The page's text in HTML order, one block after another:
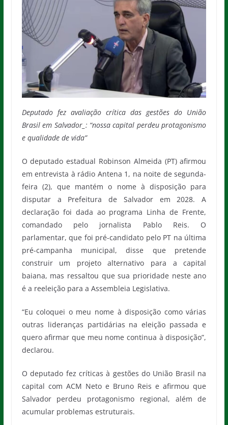
Deputado fez avaliação crítica das gestões do União
Brasil em Salvador_: “nossa capital perdeu protagonismo
e qualidade de vida”
O deputado estadual Robinson Almeida (PT) afirmou
em entrevista à rádio Antena 1, na noite de segunda-
feira (2), que mantém o nome à disposição para
disputar a Prefeitura de Salvador em 2028. A
declaração foi dada ao programa Linha de Frente,
comandado pelo jornalista Pablo Reis. O
parlamentar, que foi pré-candidato pelo PT na última
pré-campanha municipal, disse que pretende
construir um projeto alternativo para a capital
baiana, mas ressaltou que sua prioridade neste ano
é a reeleição para a Assembleia Legislativa.
“Eu coloquei o meu nome à disposição como várias
outras lideranças partidárias na eleição passada e
quero afirmar que meu nome continua à disposição”,
declarou.
O deputado fez críticas à gestões do União Brasil na
capital com ACM Neto e Bruno Reis e afirmou que
Salvador perdeu protagonismo regional, além de
acumular problemas estruturais.